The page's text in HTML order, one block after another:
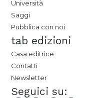
Università
Saggi
Pubblica con noi
tab edizioni
Casa editrice
Contatti
Newsletter
Seguici su: